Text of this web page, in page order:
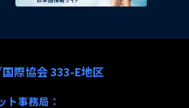
際協会 333-E地区
ト事務局：